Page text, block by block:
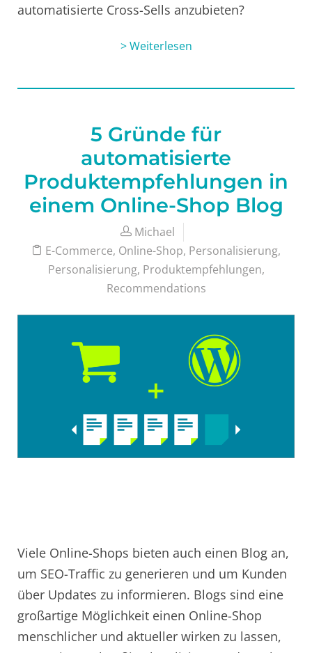
automatisierte Cross-Sells anzubieten?
> Weiterlesen
5 Gründe für
automatisierte
Produktempfehlungen in
einem Online-Shop Blog
Michael
E-Commerce, Online-Shop, Personalisierung,
Personalisierung, Produktempfehlungen,
Recommendations
Viele Online-Shops bieten auch einen Blog an,
um SEO-Traffic zu generieren und um Kunden
über Updates zu informieren. Blogs sind eine
großartige Möglichkeit einen Online-Shop
menschlicher und aktueller wirken zu lassen,